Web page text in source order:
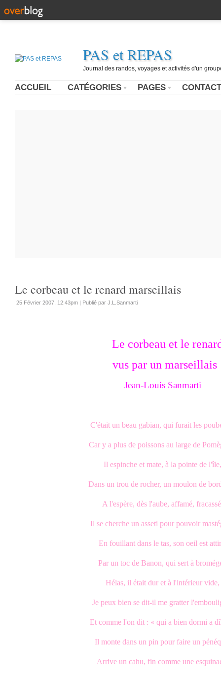
PAS et REPAS
Journal des randos, voyages et activités d'un
ACCUEIL CATÉGORIES PAGES CONTACT
Le corbeau et le renard marseillais
25 Février 2007, 12:43pm | Publié par J.L.Sanmarti
Le corbeau et le
vus par un
Jean-Louis Sanmarti
C'était un beau gabian, qui furait les
Car y a plus de poissons au large de
Il espinche et mate, à la pointe de
Dans un trou de rocher, un moulon de
A l'espère, dès l'aube, affamé,
Il se cherche un asseti pour pouvoir
En fouillant dans le tas, son oeil est
Par un toc de Banon, qui sert à
Hélas, il était dur et à l'intérieur vide,
Je peux bien se dit-il me gratter
Et comme l'on dit : « qui a bien dormi a
Il monte dans un pin pour faire un
Arrive un cahu, fin comme une